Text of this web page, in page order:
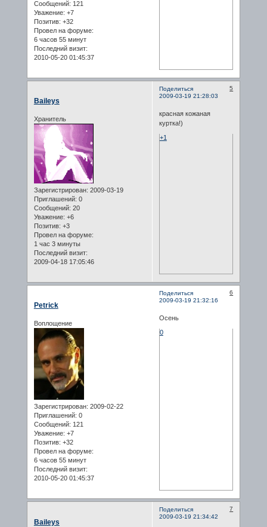
Сообщений: 121
Уважение: +7
Позитив: +32
Провел на форуме:
6 часов 55 минут
Последний визит:
2010-05-20 01:45:37
Поделиться
5
2009-03-19 21:28:03
Baileys
Хранитель
Зарегистрирован: 2009-03-19
Приглашений: 0
Сообщений: 20
Уважение: +6
Позитив: +3
Провел на форуме:
1 час 3 минуты
Последний визит:
2009-04-18 17:05:46
красная кожаная
куртка!)
+1
Поделиться
6
2009-03-19 21:32:16
Petrick
Воплощение
Зарегистрирован: 2009-02-22
Приглашений: 0
Сообщений: 121
Уважение: +7
Позитив: +32
Провел на форуме:
6 часов 55 минут
Последний визит:
2010-05-20 01:45:37
Осень
0
Поделиться
7
2009-03-19 21:34:42
Baileys